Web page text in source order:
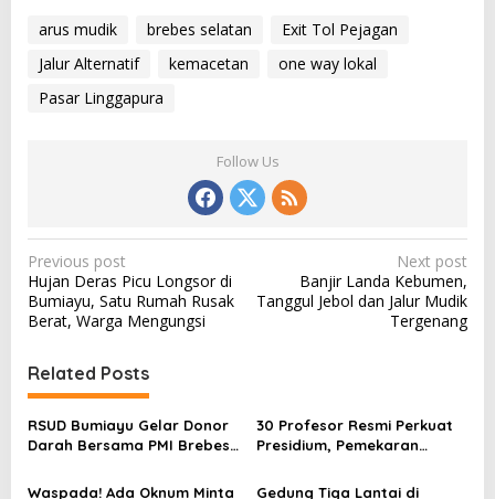
arus mudik brebes selatan
Exit Tol Pejagan
Jalur Alternatif
kemacetan
one way lokal
Pasar Linggapura
Follow Us
P
o
s
n
a
v
Previous post
Hujan Deras Picu Longsor di
Bumiayu, Satu Rumah Rusak
Berat, Warga Mengungsi
Next post
Banjir Landa Kebumen,
Tanggul Jebol dan Jalur Mudik
Tergenang
Related Posts
RSUD Bumiayu Gelar Donor
Darah Bersama PMI Brebes
Indonesia
30 Profesor Resmi Perkuat
Presidium, Pemekaran
Terbendung
Waspada! Ada Oknum Minta
Gedung Tiga Lantai di